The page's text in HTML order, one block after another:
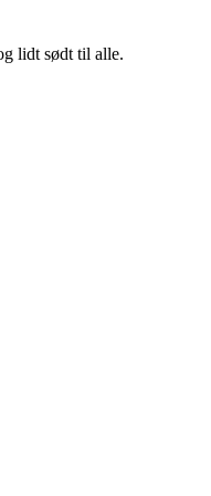
lidt sødt til alle.